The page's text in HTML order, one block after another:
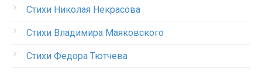
Стихи Николая Некрасова
Стихи Владимира Маяковского
Стихи Федора Тютчева